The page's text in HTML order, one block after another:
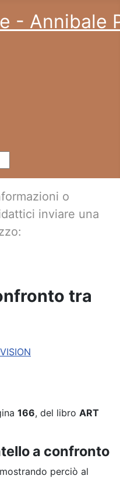
- Annibale
o
inviare una
tra
166, del libro ART
a confronto
perciò al